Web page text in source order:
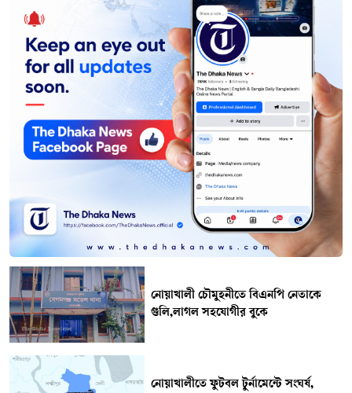
নোয়াখালী চৌমুহনীতে বিএনপি নেতাকে
গুলি,লাগল সহযোগীর বুকে
নোয়াখালীতে ফুটবল টুর্নামেন্টে সংঘর্ষ,